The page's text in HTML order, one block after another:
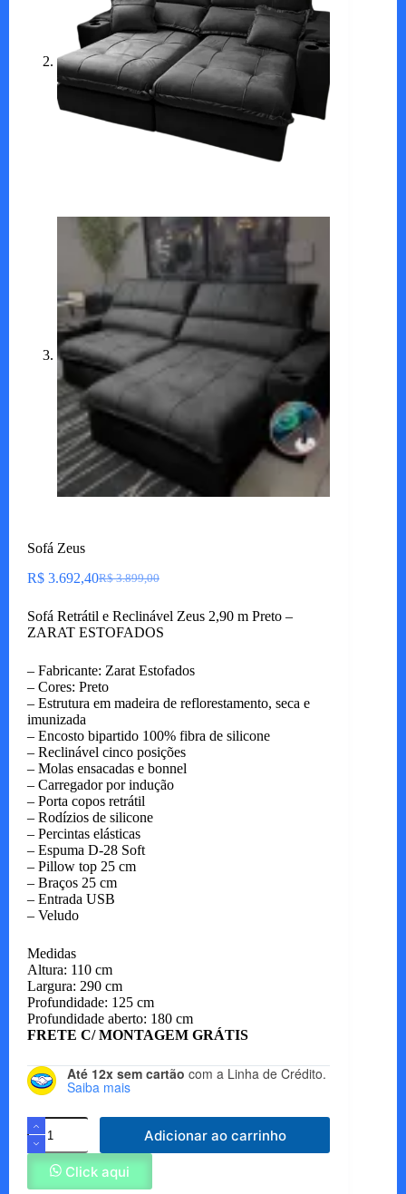
Sofá Zeus
R$3.899,00
O
original
era:
R$ 3.692,40O
atual
é:
Sofá Retrátil e Reclinável Zeus 2,90 m Preto –
ZARAT ESTOFADOS
– Fabricante: Zarat Estofados
– Cores: Preto
– Estrutura em madeira de reflorestamento, seca e
imunizada
– Encosto bipartido 100% fibra de silicone
– Reclinável cinco posições
– Molas ensacadas e bonnel
– Carregador por indução
– Porta copos retrátil
– Rodízios de silicone
– Percintas elásticas
– Espuma D-28 Soft
– Pillow top 25 cm
– Braços 25 cm
– Entrada USB
– Veludo
Medidas
Altura: 110 cm
Largura: 290 cm
Profundidade: 125 cm
Profundidade aberto: 180 cm
FRETE C/ MONTAGEM GRÁTIS
Até 12x sem cartão com a Linha de Crédito.
Saiba mais
Sofá
Zeus
quantidade
Adicionar ao carrinho
Click aqui